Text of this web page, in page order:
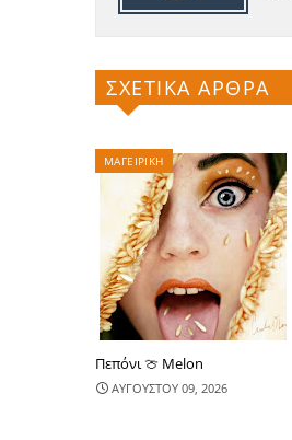
ΣΧΕΤΙΚΑ ΑΡΘΡΑ
ΜΑΓΕΙΡΙΚΗ
Πεπόνι 🍈 Melon
ΑΥΓΟΥΣΤΟΥ 09, 2026